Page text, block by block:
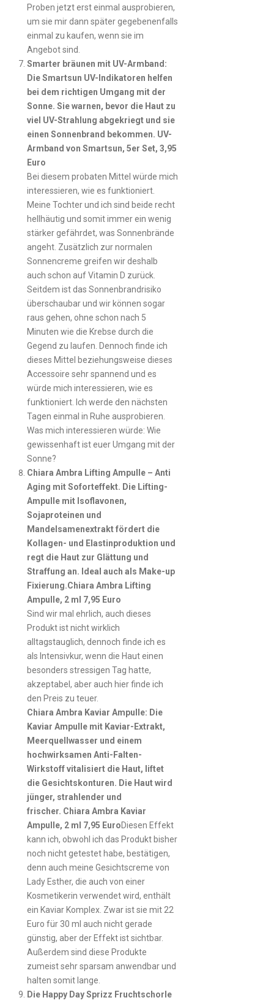
Proben jetzt erst einmal ausprobieren,
um sie mir dann später gegebenenfalls
einmal zu kaufen, wenn sie im
Angebot sind.
Smarter bräunen mit UV-Armband:
Die Smartsun UV-Indikatoren helfen
bei dem richtigen Umgang mit der
Sonne. Sie warnen, bevor die Haut zu
viel UV-Strahlung abgekriegt und sie
einen Sonnenbrand bekommen. UV-
Armband von Smartsun, 5er Set, 3,95
Euro
Bei diesem probaten Mittel würde mich
interessieren, wie es funktioniert.
Meine Tochter und ich sind beide recht
hellhäutig und somit immer ein wenig
stärker gefährdet, was Sonnenbrände
angeht. Zusätzlich zur normalen
Sonnencreme greifen wir deshalb
auch schon auf Vitamin D zurück.
Seitdem ist das Sonnenbrandrisiko
überschaubar und wir können sogar
raus gehen, ohne schon nach 5
Minuten wie die Krebse durch die
Gegend zu laufen. Dennoch finde ich
dieses Mittel beziehungsweise dieses
Accessoire sehr spannend und es
würde mich interessieren, wie es
funktioniert. Ich werde den nächsten
Tagen einmal in Ruhe ausprobieren.
Was mich interessieren würde: Wie
gewissenhaft ist euer Umgang mit der
Sonne?
Chiara Ambra Lifting Ampulle – Anti
Aging mit Soforteffekt. Die Lifting-
Ampulle mit Isoflavonen,
Sojaproteinen und
Mandelsamenextrakt fördert die
Kollagen- und Elastinproduktion und
regt die Haut zur Glättung und
Straffung an. Ideal auch als Make-up
Fixierung.Chiara Ambra Lifting
Ampulle, 2 ml 7,95 Euro
Sind wir mal ehrlich, auch dieses
Produkt ist nicht wirklich
alltagstauglich, dennoch finde ich es
als Intensivkur, wenn die Haut einen
besonders stressigen Tag hatte,
akzeptabel, aber auch hier finde ich
den Preis zu teuer.
Chiara Ambra Kaviar Ampulle: Die
Kaviar Ampulle mit Kaviar-Extrakt,
Meerquellwasser und einem
hochwirksamen Anti-Falten-
Wirkstoff vitalisiert die Haut, liftet
die Gesichtskonturen. Die Haut wird
jünger, strahlender und
frischer. Chiara Ambra Kaviar
Ampulle, 2 ml 7,95 EuroDiesen Effekt
kann ich, obwohl ich das Produkt bisher
noch nicht getestet habe, bestätigen,
denn auch meine Gesichtscreme von
Lady Esther, die auch von einer
Kosmetikerin verwendet wird, enthält
ein Kaviar Komplex. Zwar ist sie mit 22
Euro für 30 ml auch nicht gerade
günstig, aber der Effekt ist sichtbar.
Außerdem sind diese Produkte
zumeist sehr sparsam anwendbar und
halten somit lange.
Die Happy Day Sprizz Fruchtschorle